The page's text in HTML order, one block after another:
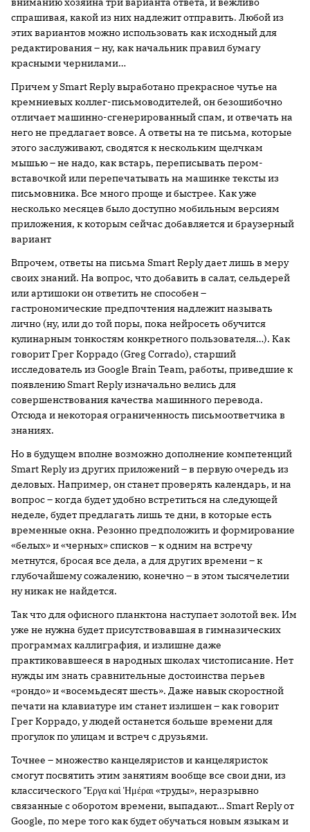
спрашивая, какой из них надлежит отправить. Любой из
этих вариантов можно использовать как исходный для
редактирования – ну, как начальник правил бумагу
красными чернилами…
Причем у Smart Reply выработано прекрасное чутье на
кремниевых коллег-письмоводителей, он безошибочно
отличает машинно-сгенерированный спам, и отвечать на
него не предлагает вовсе. А ответы на те письма, которые
этого заслуживают, сводятся к нескольким щелчкам
мышью – не надо, как встарь, переписывать пером-
вставочкой или перепечатывать на машинке тексты из
письмовника. Все много проще и быстрее. Как уже
несколько месяцев было доступно мобильным версиям
приложения, к которым сейчас добавляется и браузерный
вариант
Впрочем, ответы на письма Smart Reply дает лишь в меру
своих знаний. На вопрос, что добавить в салат, сельдерей
или артишоки он ответить не способен –
гастрономические предпочтения надлежит называть
лично (ну, или до той поры, пока нейросеть обучится
кулинарным тонкостям конкретного пользователя…). Как
говорит Грег Коррадо (Greg Corrado), старший
исследователь из Google Brain Team, работы, приведшие к
появлению Smart Reply изначально велись для
совершенствования качества машинного перевода.
Отсюда и некоторая ограниченность письмоответчика в
знаниях.
Но в будущем вполне возможно дополнение компетенций
Smart Reply из других приложений – в первую очередь из
деловых. Например, он станет проверять календарь, и на
вопрос – когда будет удобно встретиться на следующей
неделе, будет предлагать лишь те дни, в которые есть
временные окна. Резонно предположить и формирование
«белых» и «черных» списков – к одним на встречу
метнутся, бросая все дела, а для других времени – к
глубочайшему сожалению, конечно – в этом тысячелетии
ну никак не найдется.
Так что для офисного планктона наступает золотой век. Им
уже не нужна будет присутствовавшая в гимназических
программах каллиграфия, и излишне даже
практиковавшееся в народных школах чистописание. Нет
нужды им знать сравнительные достоинства перьев
«рондо» и «восемьдесят шесть». Даже навык скоростной
печати на клавиатуре им станет излишен – как говорит
Грег Коррадо, у людей останется больше времени для
прогулок по улицам и встреч с друзьями.
Точнее – множество канцеляристов и канцеляристок
смогут посвятить этим занятиям вообще все свои дни, из
классического Ἔργα καὶ Ἡμέραι «труды», неразрывно
связанные с оборотом времени, выпадают… Smart Reply от
Google, по мере того как будет обучаться новым языкам и